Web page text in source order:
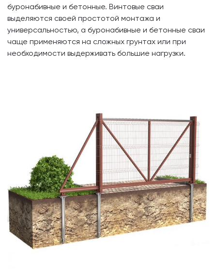
буронабивные и бетонные. Винтовые сваи
выделяются своей простотой монтажа и
универсальностью, а буронабивные и бетонные сваи
чаще применяются на сложных грунтах или при
необходимости выдерживать большие нагрузки.